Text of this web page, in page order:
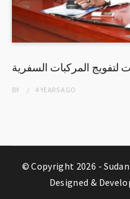
لتفويج المركبات السفرية
BY 4 YEARSAGO
© Copyright 2026 -
Designed &